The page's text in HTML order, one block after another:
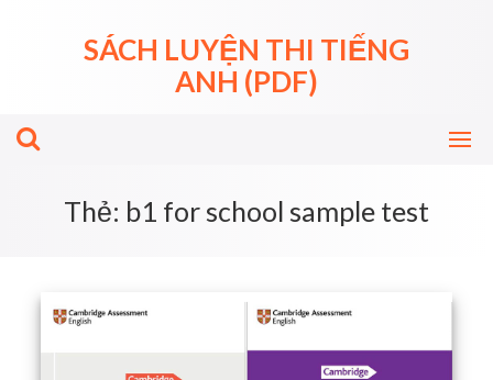
SÁCH LUYỆN THI TIẾNG
ANH (PDF)
Thẻ: b1 for school sample test